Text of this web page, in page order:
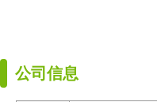
公司信息